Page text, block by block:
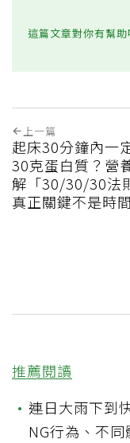
這篇文章對你有幫助
上一篇
起床30分鐘內一
30克蛋白質？營
解「30/30/30法
真正關鍵不是時間
推薦閱讀
• 連日大雨下到
NG行為、不